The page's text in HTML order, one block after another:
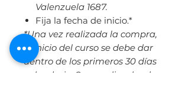
Valenzuela 1687.
Fija la fecha de inicio.*
*Una vez realizada la compra,
el inicio del curso se debe dar
dentro de los primeros 30 días
calendario. Su coordinador de